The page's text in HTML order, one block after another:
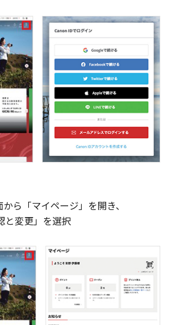
ら「マイページ」を開き、
と変更」を選択